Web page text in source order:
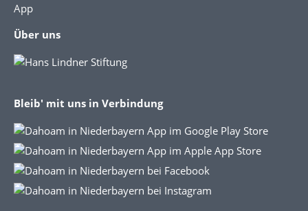
App
Über uns
Bleib' mit uns in Verbindung